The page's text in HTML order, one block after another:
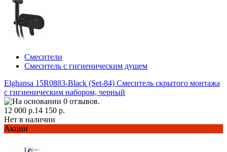
Смесители
Смеситель с гигиеническим душем
Elghansa 15R0883-Black (Set-84) Смеситель скрытого монтажа
с гигиеническим набором, черный
12 000 р.14 150 р.
Нет в наличии
Акции